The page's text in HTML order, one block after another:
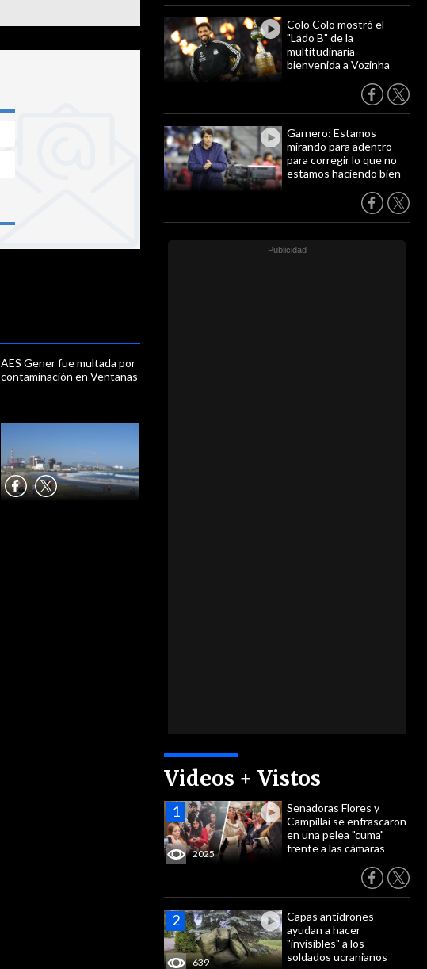
Colo Colo mostró el
"Lado B" de la
multitudinaria
bienvenida a Vozinha
Garnero: Estamos
mirando para adentro
para corregir lo que no
estamos haciendo bien
Videos + Vistos
2025
Senadoras Flores y
Campillai se enfrascaron
en una pelea "cuma"
frente a las cámaras
639
Capas antidrones
ayudan a hacer
"invisibles" a los
soldados ucranianos
AES Gener fue multada por
contaminación en Ventanas